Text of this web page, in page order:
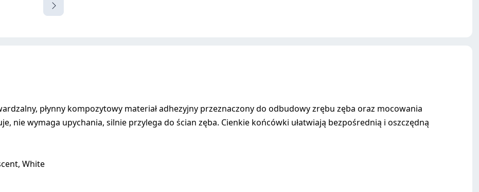
płynny kompozytowy materiał adhezyjny przeznaczony do odbudowy zrębu zęba oraz mocowania
nie wymaga upychania, silnie przylega do ścian zęba. Cienkie końcówki ułatwiają bezpośrednią i oszczędną
White